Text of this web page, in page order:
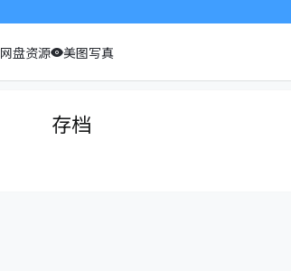
网盘资源 美图写真
存档